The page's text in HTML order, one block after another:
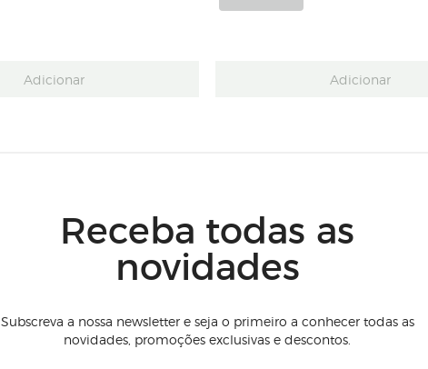
Adicionar Adicionar
Receba todas as
novidades
Subscreva a nossa newsletter e seja o primeiro a conhecer todas as
novidades, promoções exclusivas e descontos.